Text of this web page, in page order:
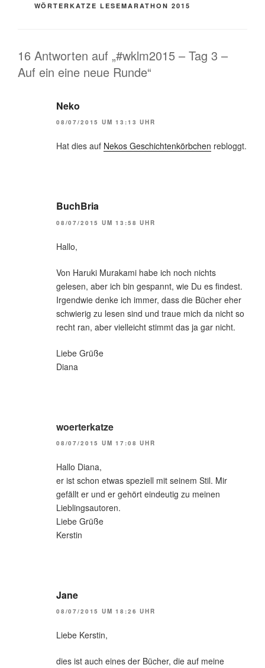
WÖRTERKATZE LESEMARATHON 2015
16 Antworten auf „#wklm2015 – Tag 3 –
Auf ein eine neue Runde“
Neko
08/07/2015 UM 13:13 UHR
Hat dies auf Nekos Geschichtenkörbchen rebloggt.
BuchBria
08/07/2015 UM 13:58 UHR
Hallo,
Von Haruki Murakami habe ich noch nichts
gelesen, aber ich bin gespannt, wie Du es findest.
Irgendwie denke ich immer, dass die Bücher eher
schwierig zu lesen sind und traue mich da nicht so
recht ran, aber vielleicht stimmt das ja gar nicht.
Liebe Grüße
Diana
woerterkatze
08/07/2015 UM 17:08 UHR
Hallo Diana,
er ist schon etwas speziell mit seinem Stil. Mir
gefällt er und er gehört eindeutig zu meinen
Lieblingsautoren.
Liebe Grüße
Kerstin
Jane
08/07/2015 UM 18:26 UHR
Liebe Kerstin,
dies ist auch eines der Bücher, die auf meine